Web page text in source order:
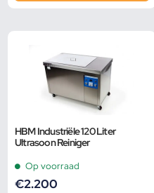
HBM Industriële 120 Liter
Ultrasoon Reiniger
Op voorraad
€2.200